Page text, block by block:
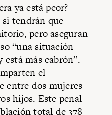
ya está peor?
tendrán que
pero aseguran
“una situación
más cabrón”.
el
entre dos mujeres
hijos. Este penal
total de 378